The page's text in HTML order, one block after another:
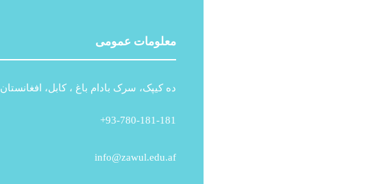
معلومات عمومی
ده کیپک، سرک بادام باغ ، کابل، افغانستان
93-780-181-181+
info@zawul.edu.af